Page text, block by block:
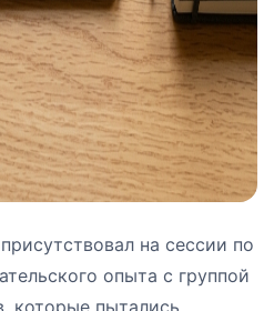
на сессии по
опыта с группой
которые пытались